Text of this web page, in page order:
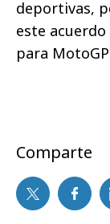
deportivas,
este
para
Comparte